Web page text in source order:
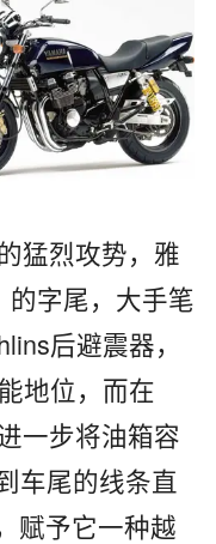
猛烈攻势，雅
字尾，大手笔
后避震器，
地位，而在
一步将油箱容
车尾的线条直
赋予它一种越